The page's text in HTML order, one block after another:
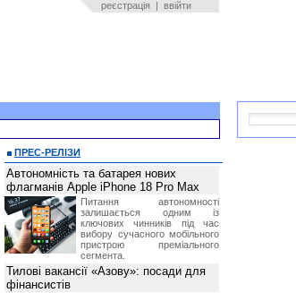
реєстрація | ввійти
ПРЕС-РЕЛІЗИ
Автономність та батарея нових
флагманів Apple iPhone 18 Pro Max
Питання автономності
залишається одним із
ключових чинників під час
вибору сучасного мобільного
пристрою преміального
сегмента.
Тилові вакансії «Азову»: посади для
фінансистів